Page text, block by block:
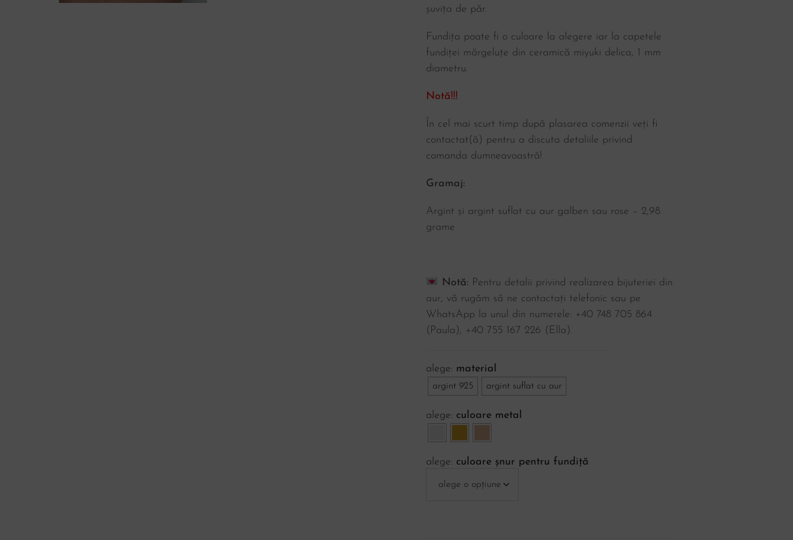
șuvița de păr.
Fundița poate fi o culoare la alegere iar la capetele
fundiței mărgeluțe din ceramică miyuki delica, 1 mm
diametru.
Notă!!!
În cel mai scurt timp după plasarea comenzii veți fi
contactat(ă) pentru a discuta detaliile privind
comanda dumneavoastră!
Gramaj:
Argint și argint suflat cu aur galben sau rose – 2,98
grame
Notă: Pentru detalii privind realizarea bijuteriei din
aur, vă rugăm să ne contactați telefonic sau pe
WhatsApp la unul din numerele: +40 748 705 864
(Paula), ‪+40 755 167 226‬ (Ella).
material
argint 925 argint suflat cu aur
culoare metal
culoare șnur pentru fundiță